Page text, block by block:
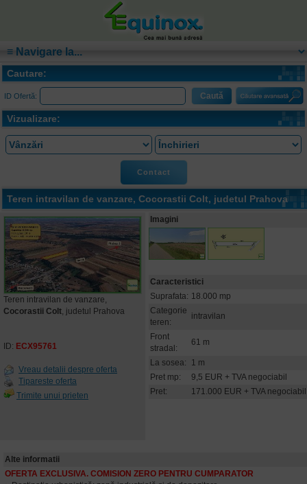
Cautare:
ID Ofertă:
Vizualizare:
Contact
Teren intravilan de vanzare, Cocorastii Colt, judetul Prahova
Teren intravilan de vanzare,
Cocorastii Colt, judetul Prahova
ID: ECX95761
Vreau detalii despre oferta
Tipareste oferta
Trimite unui prieten
Imagini
Caracteristici
Suprafata: 18.000 mp
Categorie
teren:
intravilan
Front
stradal:
61 m
La sosea:
1 m
Pret mp:
9,5 EUR + TVA negociabil
Pret:
171.000 EUR + TVA negociabil
Alte informatii
OFERTA EXCLUSIVA. COMISION ZERO PENTRU CUMPARATOR